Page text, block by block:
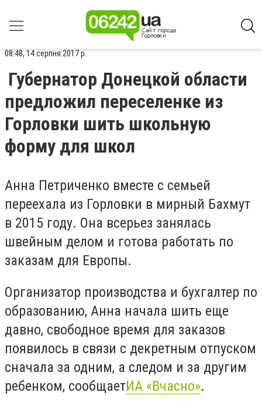
08:48, 14 серпня 2017 р.
Губернатор Донецкой области
предложил переселенке из
Горловки шить школьную
форму для школ
Анна Петриченко вместе с семьей
переехала из Горловки в мирный Бахмут
в 2015 году. Она всерьез занялась
швейным делом и готова работать по
заказам для Европы.
Организатор производства и бухгалтер по
образованию, Анна начала шить еще
давно, свободное время для заказов
появилось в связи с декретным отпуском
сначала за одним, а следом и за другим
ребенком, сообщаетИА «Вчасно».